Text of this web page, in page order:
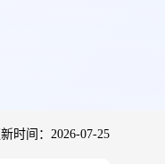
时间：2026-07-25